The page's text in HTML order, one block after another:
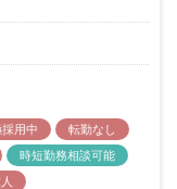
用中
転勤なし
時短勤務相談可能